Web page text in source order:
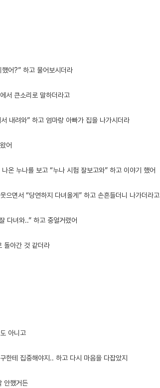
어?” 하고 물어보시더라
서 큰소리로 말하더라고
내려와” 하고 엄마랑 아빠가 집을 나가시더라
어
온 누나를 보고 “누나 시험 잘보고와” 하고 이야기 했어
으면서 “당연하지 다녀올게” 하고 손흔들더니 나가더라고
다녀와..” 하고 중얼거렸어
돌아간 것 같더라
아니고
한테 집중해야지.. 하고 다시 마음을 다잡았지
안했거든